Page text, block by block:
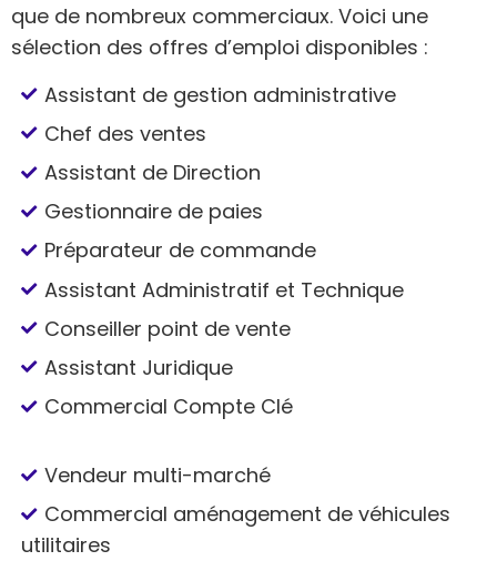
que de nombreux commerciaux. Voici une
sélection des offres d’emploi disponibles :
Assistant de gestion administrative
Chef des ventes
Assistant de Direction
Gestionnaire de paies
Préparateur de commande
Assistant Administratif et Technique
Conseiller point de vente
Assistant Juridique
Commercial Compte Clé
Vendeur multi-marché
Commercial aménagement de véhicules
utilitaires